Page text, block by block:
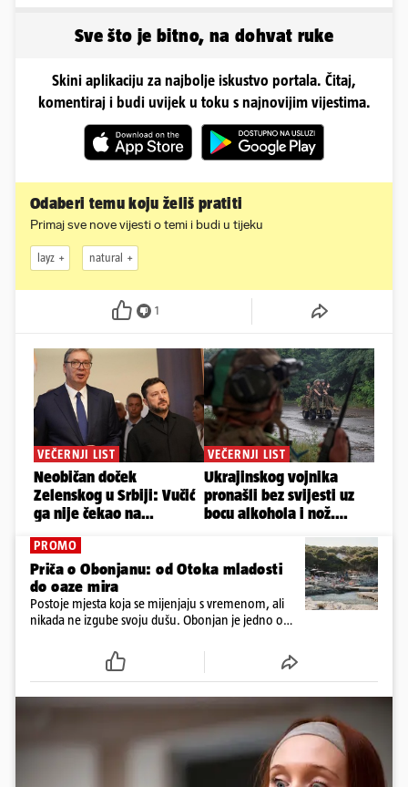
Sve što je bitno, na dohvat ruke
Skini aplikaciju za najbolje iskustvo portala. Čitaj,
komentiraj i budi uvijek u toku s najnovijim vijestima.
Odaberi temu koju želiš pratiti
Primaj sve nove vijesti o temi i budi u tijeku
layz natural
1
PROMO
Priča o Obonjanu: od Otoka mladosti
do oaze mira
Postoje mjesta koja se mijenjaju s vremenom, ali
nikada ne izgube svoju dušu. Obonjan je jedno od